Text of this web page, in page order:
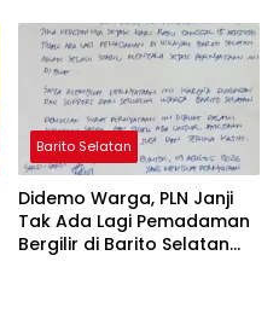
Barito Selatan
Didemo Warga, PLN Janji
Tak Ada Lagi Pemadaman
Bergilir di Barito Selatan